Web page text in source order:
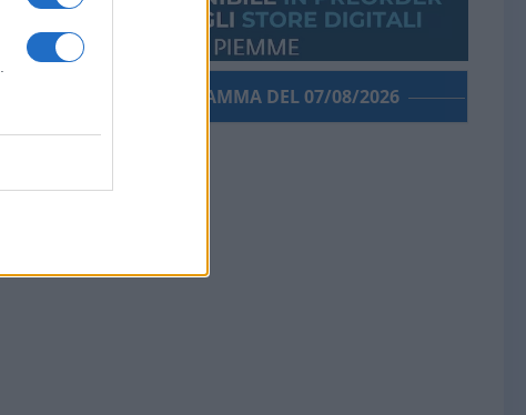
PORROGRAMMA DEL 07/08/2026